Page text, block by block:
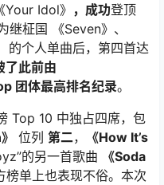
《Your Idol》 ，成功登顶
柾国 《Seven》、
的个人单曲后，第四首达
了此前由
团体最高排名纪录。
Top 10 中独占四席，包
位列 第二，
《How It’s
的另一首歌曲
《Soda
榜单上也表现不俗。本次